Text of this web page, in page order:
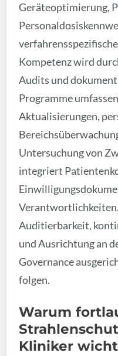
Geräteoptimierung,
Kompetenz wird
Audits und
Programme
Aktualisierungen,
Untersuchung von
integriert
Auditierbarkeit,
und Ausrichtung an
Governance
folgen.
Warum
Kliniker